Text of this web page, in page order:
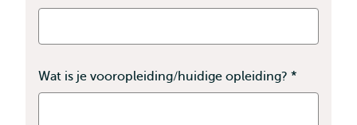
veld
verplicht
Wat is je vooropleiding/huidige opleiding? *
veld